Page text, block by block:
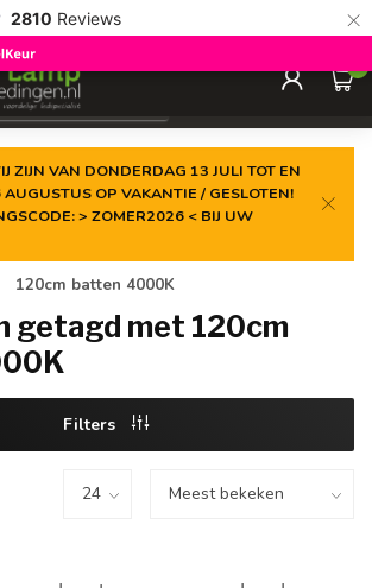
2810 Reviews ×
delaagste prijs
0
ZIJN VAN DONDERDAG 13 JULI TOT EN
OP VAKANTIE / GESLOTEN!
> ZOMER2026 < BIJ UW
120cm batten 4000K
getagd met 120cm
Filters